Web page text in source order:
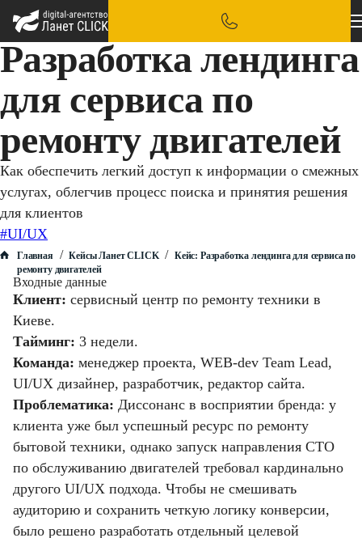
Разработка лендинга
для сервиса по
ремонту двигателей
Как обеспечить легкий доступ к информации о смежных
услугах, облегчив процесс поиска и принятия решения
для клиентов
#UI/UX
Главная / Кейсы Ланет CLICK / Кейс: Разработка лендинга для сервиса по
ремонту двигателей
Входные данные
Клиент: сервисный центр по ремонту техники в
Киеве.
Тайминг: 3 недели.
Команда: менеджер проекта, WEB-dev Team Lead,
UI/UX дизайнер, разработчик, редактор сайта.
Проблематика: Диссонанс в восприятии бренда: у
клиента уже был успешный ресурс по ремонту
бытовой техники, однако запуск направления СТО
по обслуживанию двигателей требовал кардинально
другого UI/UX подхода. Чтобы не смешивать
аудиторию и сохранить четкую логику конверсии,
было решено разработать отдельный целевой